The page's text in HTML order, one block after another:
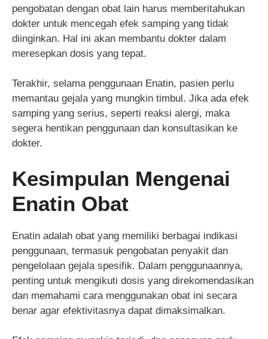
pengobatan dengan obat lain harus memberitahukan
dokter untuk mencegah efek samping yang tidak
diinginkan. Hal ini akan membantu dokter dalam
meresepkan dosis yang tepat.
Terakhir, selama penggunaan Enatin, pasien perlu
memantau gejala yang mungkin timbul. Jika ada efek
samping yang serius, seperti reaksi alergi, maka
segera hentikan penggunaan dan konsultasikan ke
dokter.
Kesimpulan Mengenai
Enatin Obat
Enatin adalah obat yang memiliki berbagai indikasi
penggunaan, termasuk pengobatan penyakit dan
pengelolaan gejala spesifik. Dalam penggunaannya,
penting untuk mengikuti dosis yang direkomendasikan
dan memahami cara menggunakan obat ini secara
benar agar efektivitasnya dapat dimaksimalkan.